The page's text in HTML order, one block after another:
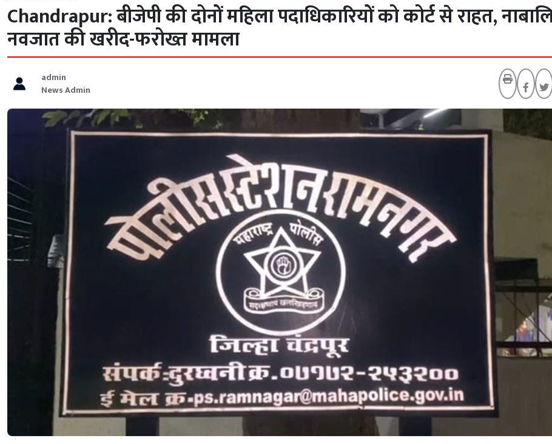
Chandrapur: बीजेपी की दोनों महिला पदाधिकारियों को कोर्ट से राहत,
नवजात की खरीद-फरोख्त मामला
admin
News Admin